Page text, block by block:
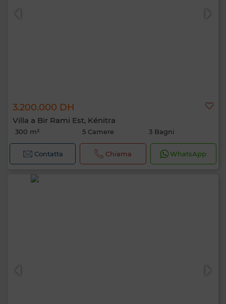
3.200.000 DH
Villa a Bir Rami Est, Kénitra
300 m² 5 Camere 3 Bagni
Contatta Chiama WhatsApp